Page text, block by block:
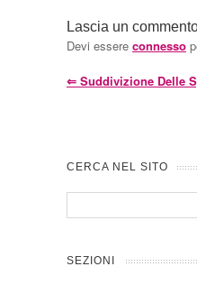
Lascia un
Devi essere connesso
⇐ Suddivizione Delle
CERCA NEL SITO
SEZIONI